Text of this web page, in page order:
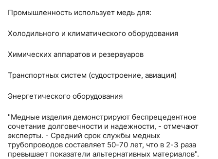
Промышленность использует медь для:
Холодильного и климатического оборудования
Химических аппаратов и резервуаров
Транспортных систем (судостроение, авиация)
Энергетического оборудования
"Медные изделия демонстрируют беспрецедентное
сочетание долговечности и надежности, - отмечают
эксперты. - Средний срок службы медных
трубопроводов составляет 50-70 лет, что в 2-3 раза
превышает показатели альтернативных материалов".